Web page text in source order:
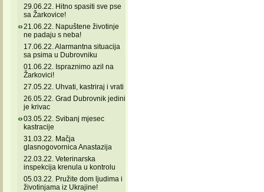
29.06.22. Hitno spasiti sve pse
sa Žarkovice!
21.06.22. Napuštene životinje
ne padaju s neba!
17.06.22. Alarmantna situacija
sa psima u Dubrovniku
01.06.22. Ispraznimo azil na
Žarkovici!
27.05.22. Uhvati, kastriraj i vrati
26.05.22. Grad Dubrovnik jedini
je krivac
03.05.22. Svibanj mjesec
kastracije
31.03.22. Mačja
glasnogovornica Anastazija
22.03.22. Veterinarska
inspekcija krenula u kontrolu
05.03.22. Pružite dom ljudima i
životinjama iz Ukrajine!